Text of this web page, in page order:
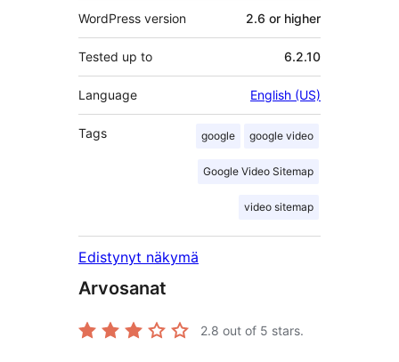
WordPress version 2.6 or higher
Tested up to 6.2.10
Language English (US)
Tags google google video
Google Video Sitemap
video sitemap
Edistynyt näkymä
Arvosanat
2.8 out of 5 stars.